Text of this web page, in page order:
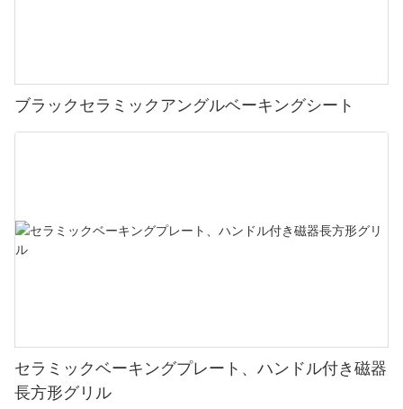
ブラックセラミックアングルベーキングシート
セラミックベーキングプレート、ハンドル付き磁器
長方形グリル